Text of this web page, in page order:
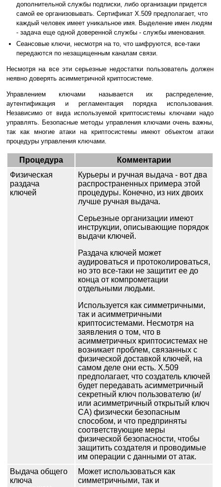
дополнительной службы подписки, либо организации придется
самой ее организовывать. Сертификат X.509 предполагает, что
каждый человек имеет уникальное имя. Выделение имен людям
- задача еще одной доверенной службы - службы именования.
Сеансовые ключи, несмотря на то, что шифруются, все-таки
передаются по незащищенным каналам связи.
Несмотря на все эти серьезные недостатки пользователь должен
неявно доверять асимметричной криптосистеме.
Управлением ключами называется их распределение,
аутентификация и регламентация порядка использования.
Независимо от вида используемой криптосистемы ключами надо
управлять. Безопасные методы управления ключами очень важны,
так как многие атаки на криптосистемы имеют объектом атаки
процедуры управления ключами.
Процедура
Комментарии
Физическая
раздача
ключей
Курьеры и ручная выдача - вот два
распространенных примера этой
процедуры. Конечно, из них двоих
лучше ручная выдача.
Серьезные организации имеют
инструкции, описывающие порядок
выдачи ключей.
Раздача ключей может
аудироваться и протоколироваться,
но это все-таки не защитит ее до
конца от компрометации
отдельными людьми.
Используется как симметричными,
так и асимметричными
криптосистемами. Несмотря на
заявления о том, что в
асимметричных криптосистемах не
возникает проблем, связанных с
физической доставкой ключей, на
самом деле они есть. X.509
предполагает, что создатель ключей
будет передавать асимметричный
секретный ключ пользователю (и/
или асимметричный открытый ключ
CA) физически безопасным
способом, и что предприняты
соответствующие меры
физической безопасности, чтобы
защитить создателя и проводимые
им операции с данными от атак.
Выдача общего
ключа
Может использоваться как
симметричными, так и